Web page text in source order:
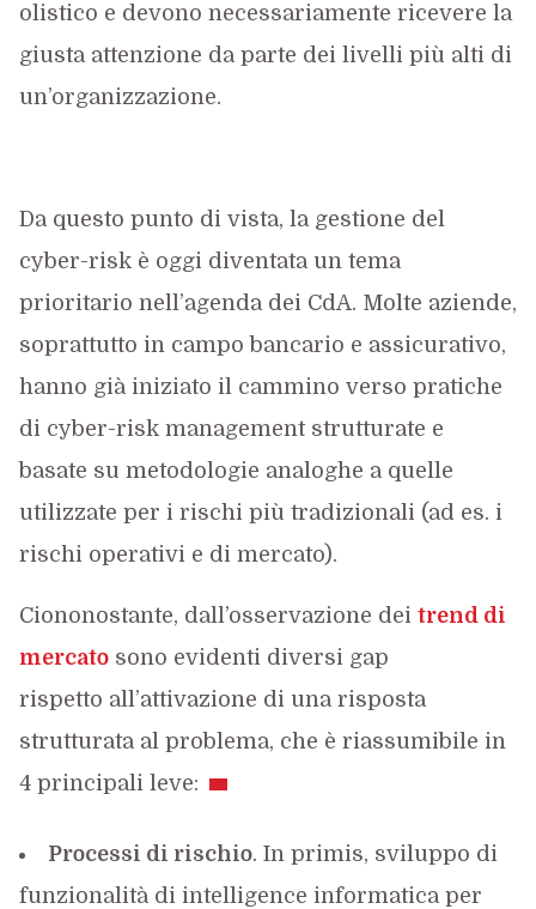
olistico e devono necessariamente ricevere la
giusta attenzione da parte dei livelli più alti di
un’organizzazione.
Da questo punto di vista, la gestione del
cyber-risk è oggi diventata un tema
prioritario nell’agenda dei CdA. Molte aziende,
soprattutto in campo bancario e assicurativo,
hanno già iniziato il cammino verso pratiche
di cyber-risk management strutturate e
basate su metodologie analoghe a quelle
utilizzate per i rischi più tradizionali (ad es. i
rischi operativi e di mercato).
Ciononostante, dall’osservazione dei trend di
mercatosono evidenti diversi gap
rispetto all’attivazione di una risposta
strutturata al problema, che è riassumibile in
4 principali leve:
Processi di rischio. In primis, sviluppo di
funzionalità di intelligence informatica per